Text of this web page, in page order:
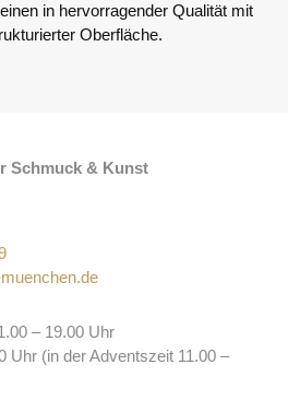
in hervorragender Qualität mit
Oberfläche.
Schmuck & Kunst
– 19.00 Uhr
Uhr (in der Adventszeit 11.00 –